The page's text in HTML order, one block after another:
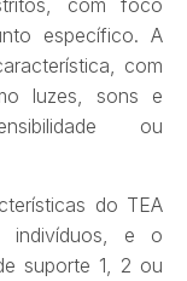
com foco
específico. A
com
luzes, sons e
ou
do TEA
indivíduos, e o
suporte 1, 2 ou